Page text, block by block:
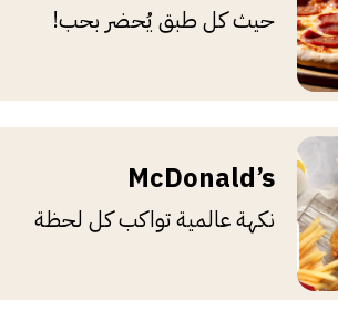
حيث كل طبق يُحضر بحب!
McDonald’s
نكهة عالمية تواكب كل لحظة